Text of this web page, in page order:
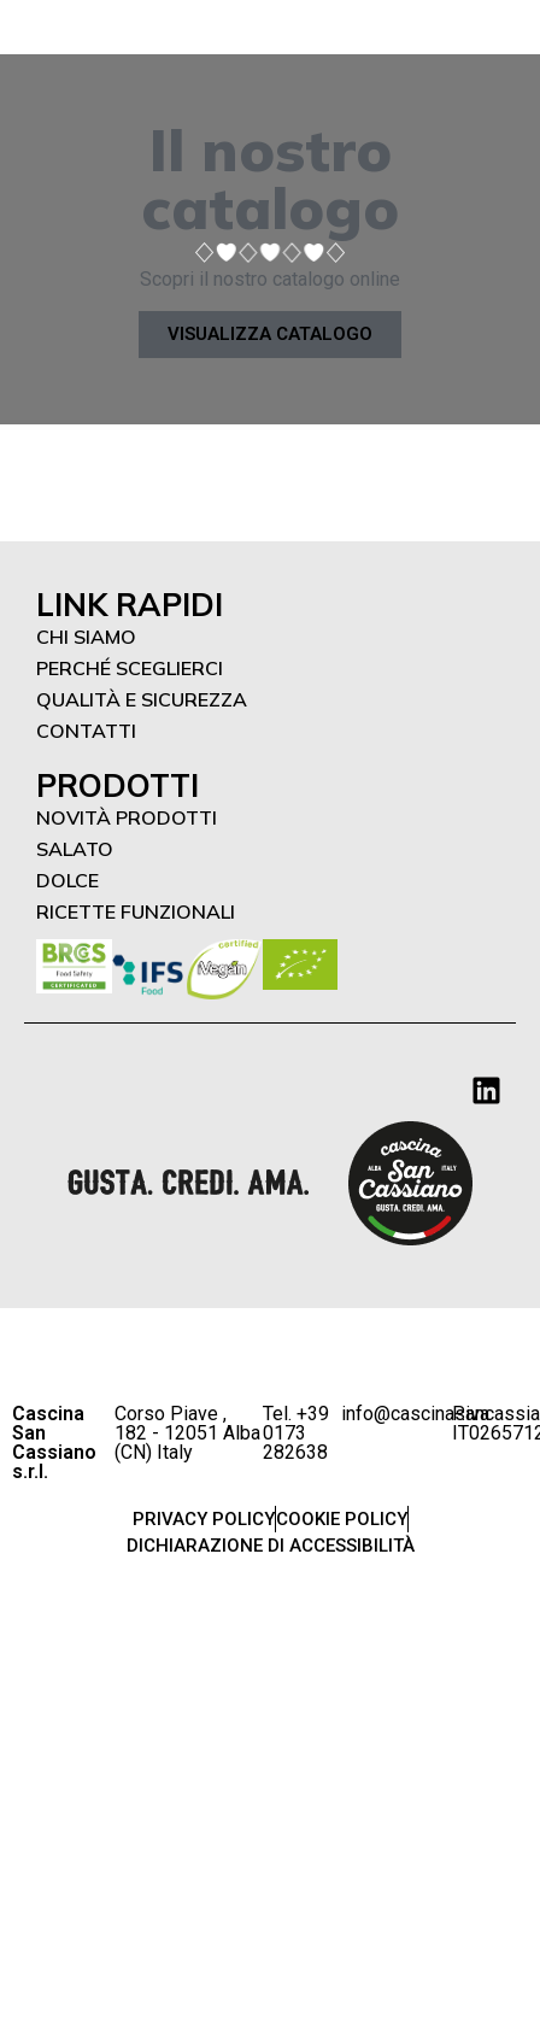
Il nostro
catalogo
Scopri il nostro catalogo online
VISUALIZZA CATALOGO
LINK RAPIDI
CHI SIAMO
PERCHÉ SCEGLIERCI
QUALITÀ E SICUREZZA
CONTATTI
PRODOTTI
NOVITÀ PRODOTTI
SALATO
DOLCE
RICETTE FUNZIONALI
Cascina
San
Cassiano
s.r.l.
Corso Piave ,
182 - 12051 Alba
(CN) Italy
Tel. +39
0173
282638
P.iva
PRIVACY POLICYCOOKIE POLICY
DICHIARAZIONE DI ACCESSIBILITÀ